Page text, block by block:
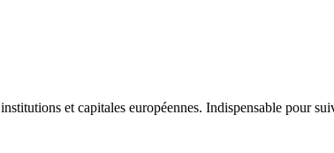
et capitales européennes. Indispensable pour